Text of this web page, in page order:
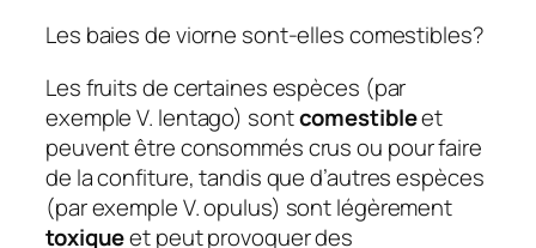
Les baies de viorne sont-elles comestibles?
Les fruits de certaines espèces (par
exemple V. lentago) sontcomestibleet
peuvent être consommés crus ou pour faire
de la confiture, tandis que d’autres espèces
(par exemple V. opulus) sont légèrement
toxiqueet peut provoquer des